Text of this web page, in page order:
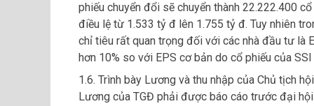
phiếu chuyển đổi sẽ chuyển thành 22.222.400
điều lệ từ 1.533 tỷ đ lên 1.755 tỷ đ. Tuy nhiên
chỉ tiêu rất quan trọng đối với các nhà đầu tư là
hơn 10% so với EPS cơ bản do cổ phiếu của
1.6. Trình bày Lương và thu nhập của Chủ tịch
Lương của TGĐ phải được báo cáo trước đại